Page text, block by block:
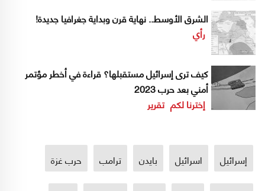
الشرق الأوسط.. نهاية قرن وبداية جغرافيا جديدة!
رأي
كيف ترى إسرائيل مستقبلها؟ قراءة في أخطر مؤتمر
أمني بعد حرب 2023
إخترنا لكم تقرير
إسرائيل اسرائيل بايدن ترامب حرب غزة